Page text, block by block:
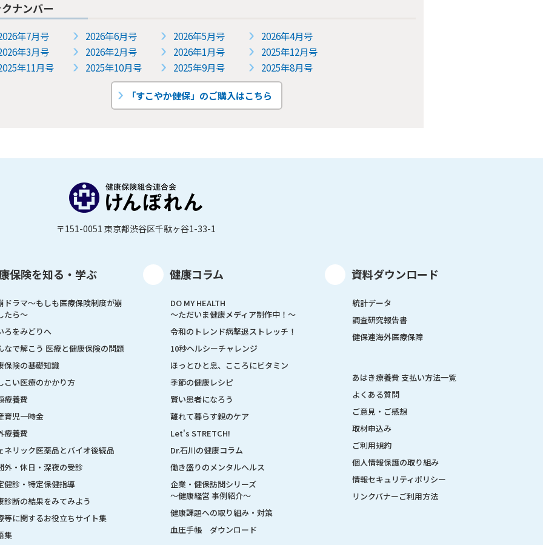
ナンバー
年7月号 2026年6月号 2026年5月号
2026年4月号
年3月号
2026年2月号 2026年1月号
2025年12月号
年11月号
2025年10月号 2025年9月号 2025年8月号
「すこやか健保」のご購入はこちら
〒151-0051 東京都渋谷区千駄ヶ谷1-33-1
保険を知る・学ぶ
ドラマ〜もしも医療保険制度が崩
たら〜
ろをみどりへ
なで解こう 医療と健康保険の問題
保険の基礎知識
こい医療のかかり方
療養費
育児一時金
療養費
ネリック医薬品とバイオ後続品
外・休日・深夜の受診
健診・特定保健指導
診断の結果をみてみよう
等に関するお役立ちサイト集
集
健康コラム
DO MY HEALTH
～ただいま健康メディア制作中！～
令和のトレンド病撃退ストレッチ！
10秒ヘルシーチャレンジ
ほっとひと息、こころにビタミン
季節の健康レシピ
賢い患者になろう
離れて暮らす親のケア
Let's STRETCH!
Dr.石川の健康コラム
働き盛りのメンタルヘルス
企業・健保訪問シリーズ
～健康経営 事例紹介～
健康課題への取り組み・対策
血圧手帳 ダウンロード
資料ダウンロード
統計データ
調査研究報告書
健保連海外医療保障
あはき療養費 支払い方法一覧
よくある質問
ご意見・ご感想
取材申込み
ご利用規約
個人情報保護の取り組み
情報セキュリティポリシー
リンクバナーご利用方法